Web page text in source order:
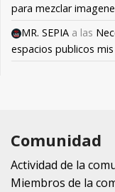
para mezclar
MR. SEPIA a las
espacios publicos
Comunidad
Actividad de la
Miembros de la